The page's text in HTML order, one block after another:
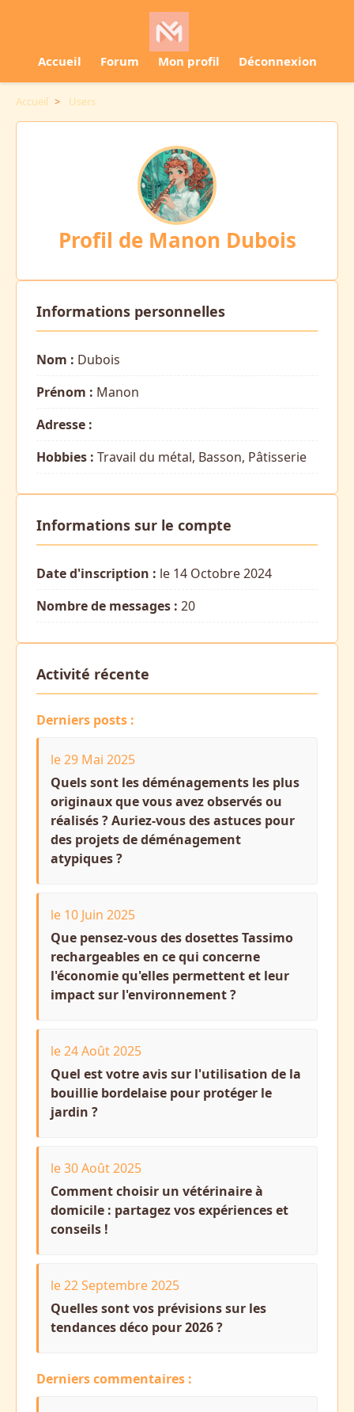
Accueil Forum Mon profil Déconnexion
Accueil > Users
Profil de Manon Dubois
Informations personnelles
Nom : Dubois
Prénom : Manon
Adresse :
Hobbies : Travail du métal, Basson, Pâtisserie
Informations sur le compte
Date d'inscription : le 14 Octobre 2024
Nombre de messages : 20
Activité récente
Derniers posts :
le 29 Mai 2025
Quels sont les déménagements les plus
originaux que vous avez observés ou
réalisés ? Auriez-vous des astuces pour
des projets de déménagement
atypiques ?
le 10 Juin 2025
Que pensez-vous des dosettes Tassimo
rechargeables en ce qui concerne
l'économie qu'elles permettent et leur
impact sur l'environnement ?
le 24 Août 2025
Quel est votre avis sur l'utilisation de la
bouillie bordelaise pour protéger le
jardin ?
le 30 Août 2025
Comment choisir un vétérinaire à
domicile : partagez vos expériences et
conseils !
le 22 Septembre 2025
Quelles sont vos prévisions sur les
tendances déco pour 2026 ?
Derniers commentaires :